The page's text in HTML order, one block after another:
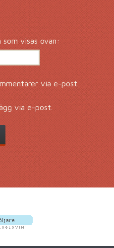
visas ovan:
via e-post.
via e-post.